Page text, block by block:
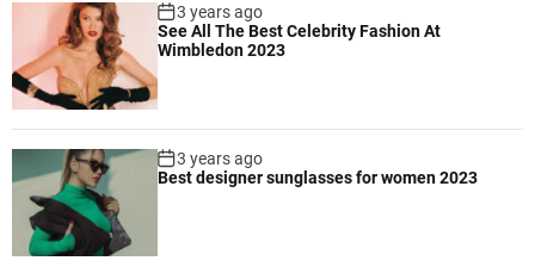
3 years ago
See All The Best Celebrity Fashion At
Wimbledon 2023
3 years ago
Best designer sunglasses for women 2023